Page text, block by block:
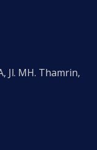
Jl. MH. Thamrin,